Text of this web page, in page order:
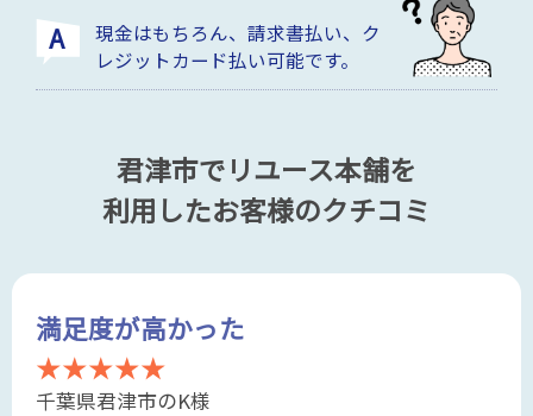
現金はもちろん、請求書払い、ク
レジットカード払い可能です。
君津市でリユース本舗を
利用したお客様のクチコミ
満足度が高かった
★★★★★
千葉県君津市のK様